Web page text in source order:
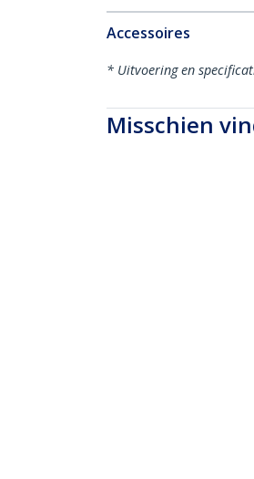
Accessoires
* Uitvoering en
Misschien